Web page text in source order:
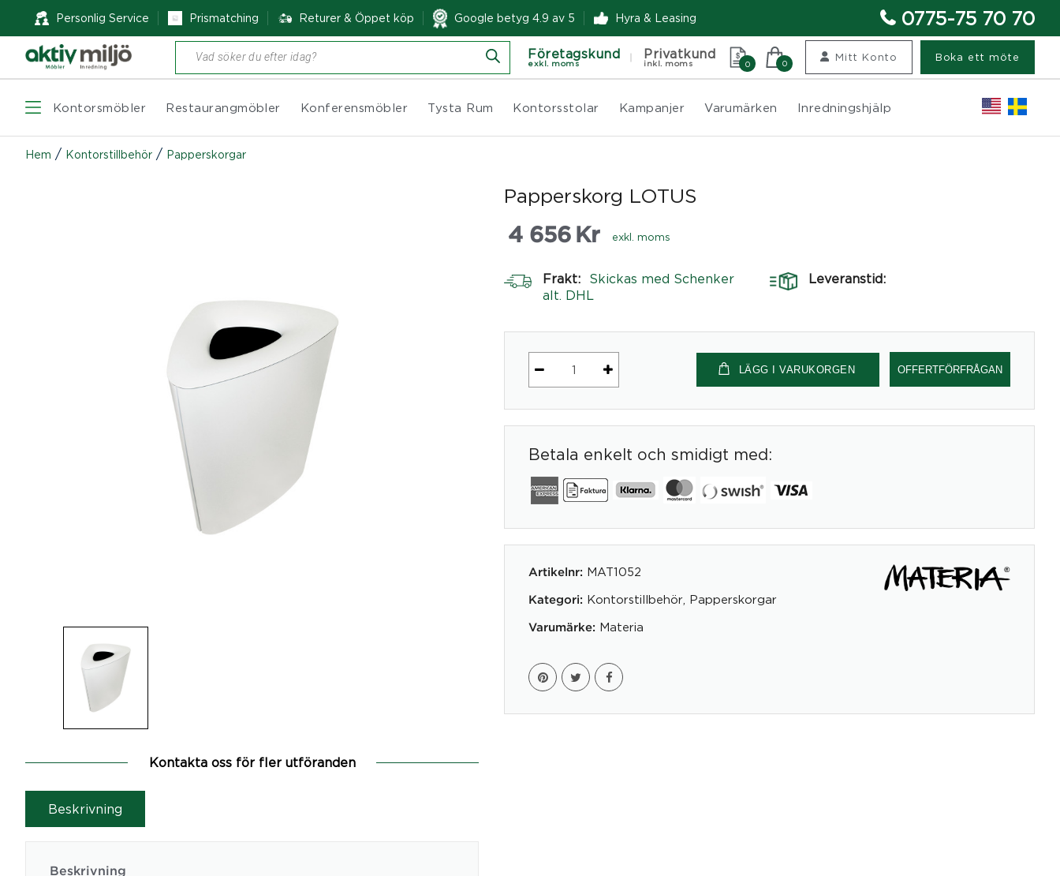
Personlig Service Prismatching Returer & Öppet köp Google betyg 4.9 av 5 Hyra & Leasing 0775-75 70 70
Produktsökning Företagskund
exkl. moms
Privatkund
inkl. moms 0 0
Mitt Konto Boka ett möte
Kontorsmöbler Restaurangmöbler Konferensmöbler Tysta Rum Kontorsstolar Kampanjer Varumärken Inredningshjälp
Hem / Kontorstillbehör / Papperskorgar
Kontakta oss för fler utföranden
Beskrivning
Beskrivning
Papperskorg LOTUS
4 656 Kr exkl. moms
Frakt:
Skickas med Schenker
alt. DHL
Leveranstid:
Papperskorg
LÄGG I VARUKORGEN OFFERTFÖRFRÅGAN
Betala enkelt och smidigt med:
Artikelnr: MAT1052
Kategori: Kontorstillbehör Papperskorgar
Varumärke: Materia